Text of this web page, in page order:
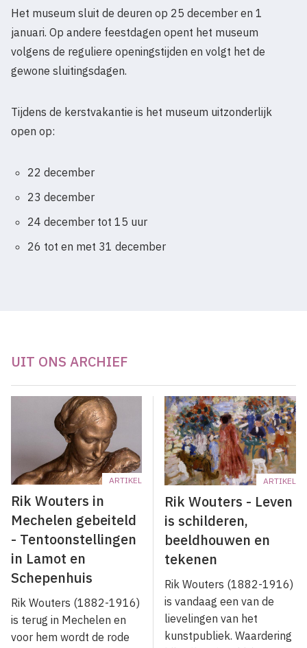
Het museum sluit de deuren op 25 december en 1
januari. Op andere feestdagen opent het museum
volgens de reguliere openingstijden en volgt het de
gewone sluitingsdagen.
Tijdens de kerstvakantie is het museum uitzonderlijk
open op:
22 december
23 december
24 december tot 15 uur
26 tot en met 31 december
UIT ONS ARCHIEF
ARTIKEL
Rik Wouters in
Mechelen gebeiteld
- Tentoonstellingen
in Lamot en
Schepenhuis
Rik Wouters (1882-1916)
is terug in Mechelen en
voor hem wordt de rode
ARTIKEL
Rik Wouters - Leven
is schilderen,
beeldhouwen en
tekenen
Rik Wouters (1882-1916)
is vandaag een van de
lievelingen van het
kunstpubliek. Waardering